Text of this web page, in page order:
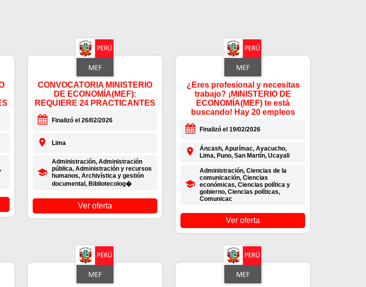
CONVOCATORIA MINISTERIO
DE ECONOMÍA(MEF):
REQUIERE 24 PRACTICANTES
Finalizó el 26/02/2026
Lima
Administración, Administración
pública, Administración y recursos
humanos, Archivística y gestión
documental, Bibliotecolog�
Ver oferta
¿Eres profesional y necesitas
trabajo? ¡MINISTERIO DE
ECONOMÍA(MEF) te está
buscando! Hay 20 empleos
Finalizó el 19/02/2026
Áncash, Apurímac, Ayacucho,
Lima, Puno, San Martín, Ucayali
Administración, Ciencias de la
comunicación, Ciencias
económicas, Ciencias política y
gobierno, Ciencias políticas,
Comunicac
Ver oferta